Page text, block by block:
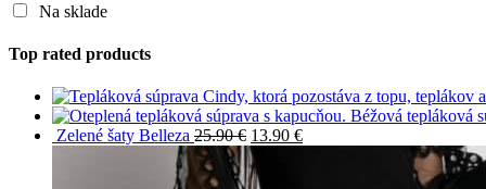
Na sklade
Top rated products
Béžová tepláková
Zelené šaty Belleza 25.90€ 13.90 €